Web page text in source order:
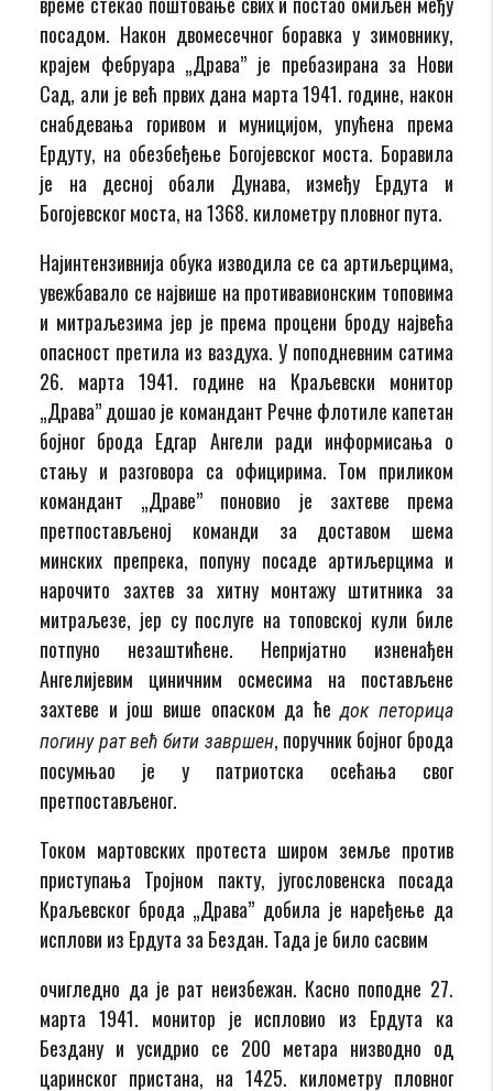
посадом. Након двомесечног боравка у зимовнику,
крајем фебруара „Драва” је пребазирана за Нови
Сад, али је већ првих дана марта 1941. године, након
снабдевања горивом и муницијом, упућена према
Ердуту, на обезбеђење Богојевског моста. Боравила
је на десној обали Дунава, између Ердута и
Богојевског моста, на 1368. километру пловног пута.
Најинтензивнија обука изводила се са артиљерцима,
увежбавало се највише на противавионским топовима
и митраљезима јер је према процени броду највећа
опасност претила из ваздуха. У поподневним сатима
26. марта 1941. године на Краљевски монитор
„Драва” дошао је командант Речне флотиле капетан
бојног брода Едгар Ангели ради информисања о
стању и разговора са официрима. Том приликом
командант „Драве” поновио је захтеве према
претпостављеној команди за доставом шема
минских препрека, попуну посаде артиљерцима и
нарочито захтев за хитну монтажу штитника за
митраљезе, јер су послуге на топовској кули биле
потпуно незаштићене. Непријатно изненађен
Ангелијевим циничним осмесима на постављене
захтеве и још више опаском да ћедок петорица
погину рат већ бити завршен, поручник бојног брода
посумњао је у патриотска осећања свог
претпостављеног.
Током мартовских протеста широм земље против
приступања Тројном пакту, југословенска посада
Краљевског брода „Драва” добила је наређење да
исплови из Ердута за Бездан. Тада је било сасвим
очигледно да је рат неизбежан. Касно поподне 27.
марта 1941. монитор је испловио из Ердута ка
Бездану и усидрио се 200 метара низводно од
царинског пристана, на 1425. километру пловног